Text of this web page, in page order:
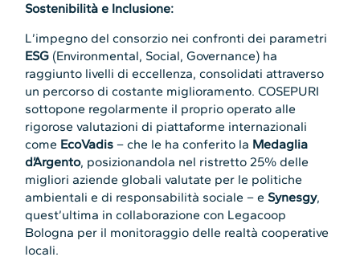
Sostenibilità e Inclusione:
L’impegno del consorzio nei confronti dei parametri
ESG (Environmental, Social, Governance) ha
raggiunto livelli di eccellenza, consolidati attraverso
un percorso di costante miglioramento. COSEPURI
sottopone regolarmente il proprio operato alle
rigorose valutazioni di piattaforme internazionali
come EcoVadis – che le ha conferito la Medaglia
d’Argento, posizionandola nel ristretto 25% delle
migliori aziende globali valutate per le politiche
ambientali e di responsabilità sociale – e Synesgy,
quest’ultima in collaborazione con Legacoop
Bologna per il monitoraggio delle realtà cooperative
locali.